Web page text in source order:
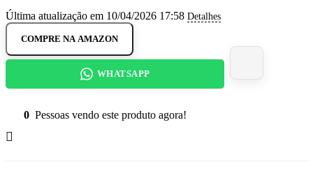
Última atualização em 10/04/2026 17:58 Detalhes
COMPRE NA AMAZON
WHATSAPP
0 Pessoas vendo este produto agora!